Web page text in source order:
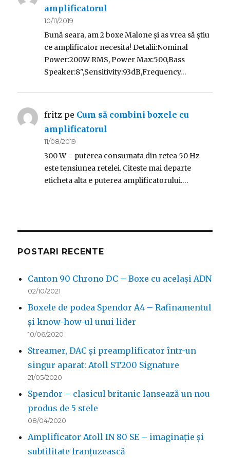
amplificatorul
10/11/2019
Bună seara, am 2 boxe Malone și as vrea să știu
ce amplificator necesita! Detalii:Nominal
Power:200W RMS, Power Max:500,Bass
Speaker:8",Sensitivity:93dB,Frequency…
fritz pe Cum să combini boxele cu
amplificatorul
11/08/2019
300 W = puterea consumata din retea 50 Hz
este tensiunea retelei. Citeste mai departe
eticheta alta e puterea amplificatorului.…
POSTARI RECENTE
Canton 90 Chrono DC – Boxe cu același ADN
02/10/2021
Boxele de podea Spendor A4 – Rafinamentul
și know-how-ul unui lider
10/06/2020
Streamer, DAC și preamplificator într-un
singur aparat: Atoll ST200 Signature
21/05/2020
Spendor – clasicul britanic lansează un nou
produs de 5 stele
08/04/2020
Amplificator Atoll IN 80 SE – imaginație și
subtilitate franțuzească